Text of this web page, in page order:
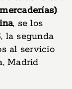
, se los
la segunda
al servicio
Madrid